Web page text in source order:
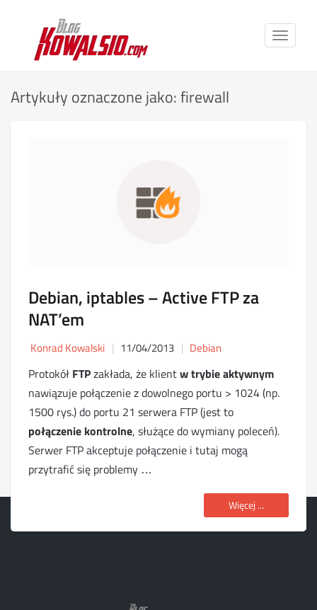
Toggle
Artykuły oznaczone jako: firewall
Debian, iptables – Active FTP za
NAT’em
Konrad Kowalski 11/04/2013 Debian
Protokół FTPzakłada, że klientw trybie aktywnym
nawiązuje połączenie z dowolnego portu > 1024 (np.
1500 rys.) do portu 21 serwera FTP (jest to
połączenie kontrolne, służące do wymiany poleceń).
Serwer FTP akceptuje połączenie i tutaj mogą
przytrafić się problemy …
Więcej ...